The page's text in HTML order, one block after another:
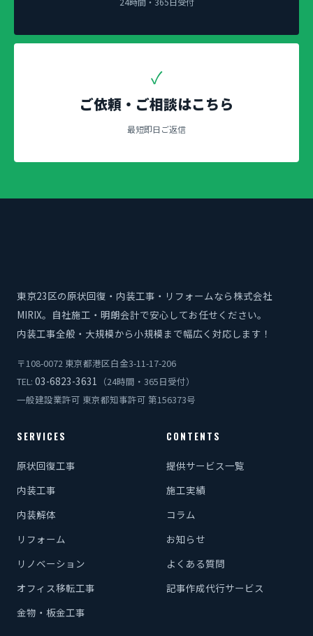
✓
ご依頼・ご相談はこちら
最短即日ご返信
東京23区の原状回復・内装工事・リフォームなら株式会社
MIRIX。自社施工・明朗会計で安心してお任せください。
内装工事全般・大規模から小規模まで幅広く対応します！
〒108-0072 東京都港区白金3-11-17-206
TEL: 03-6823-3631 （24時間・365日受付）
一般建設業許可 東京都知事許可 第156373号
SERVICES
原状回復工事
内装工事
内装解体
リフォーム
リノベーション
オフィス移転工事
金物・板金工事
CONTENTS
提供サービス一覧
施工実績
コラム
お知らせ
よくある質問
記事作成代行サービス